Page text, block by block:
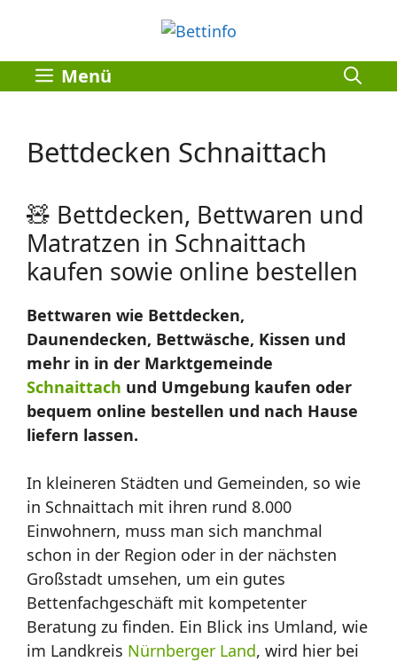
springen
Menü
Bettdecken Schnaittach
🧸 Bettdecken, Bettwaren und
Matratzen in Schnaittach
kaufen sowie online bestellen
Bettwaren wie Bettdecken,
Daunendecken, Bettwäsche, Kissen und
mehr in in der Marktgemeinde
Schnaittach und Umgebung kaufen oder
bequem online bestellen und nach Hause
liefern lassen.
In kleineren Städten und Gemeinden, so wie
in Schnaittach mit ihren rund 8.000
Einwohnern, muss man sich manchmal
schon in der Region oder in der nächsten
Großstadt umsehen, um ein gutes
Bettenfachgeschäft mit kompetenter
Beratung zu finden. Ein Blick ins Umland, wie
im Landkreis Nürnberger Land, wird hier bei